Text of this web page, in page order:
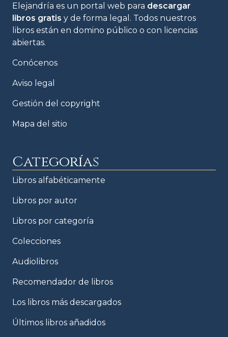
Elejandría es un portal web para descargar
libros gratis y de forma legal. Todos nuestros
libros están en domino público o con licencias
abiertas.
Conócenos
Aviso legal
Gestión del copyright
Mapa del sitio
Categorías
Libros alfabéticamente
Libros por autor
Libros por categoría
Colecciones
Audiolibros
Recomendador de libros
Los libros más descargados
Últimos libros añadidos